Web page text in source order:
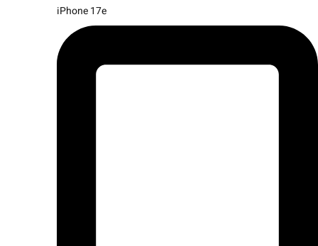
iPhone 17e